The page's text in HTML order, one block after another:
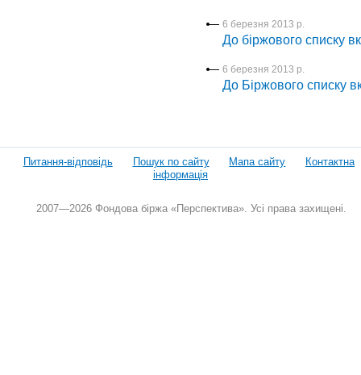
6 березня 2013 р.
До біржового списку
6 березня 2013 р.
До Біржового списку
Питання-відповідь Пошук по сайту Мапа сайту
Контактна
інформація
2007—2026 Фондова біржа «Перспектива». Усі права захищені.